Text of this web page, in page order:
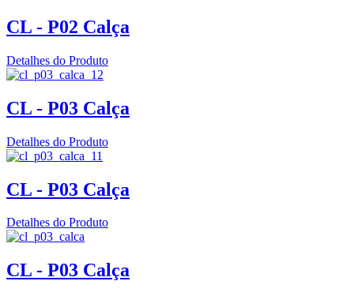
CL - P02 Calça
Detalhes do Produto
CL - P03 Calça
Detalhes do Produto
CL - P03 Calça
Detalhes do Produto
CL - P03 Calça